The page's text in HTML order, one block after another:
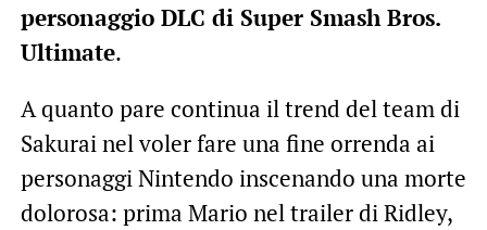
personaggio DLC di Super Smash Bros.
Ultimate.
A quanto pare continua il trend del team di
Sakurai nel voler fare una fine orrenda ai
personaggi Nintendo inscenando una morte
dolorosa: prima Mario nel trailer di Ridley,